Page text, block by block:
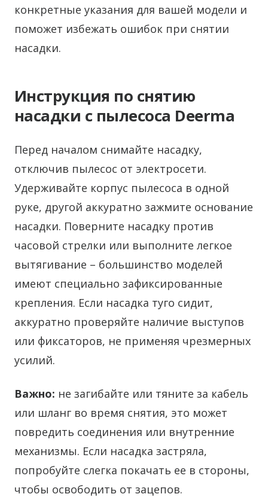
конкретные указания для вашей модели и
поможет избежать ошибок при снятии
насадки.
Инструкция по снятию
насадки с пылесоса Deerma
Перед началом снимайте насадку,
отключив пылесос от электросети.
Удерживайте корпус пылесоса в одной
руке, другой аккуратно зажмите основание
насадки. Поверните насадку против
часовой стрелки или выполните легкое
вытягивание – большинство моделей
имеют специально зафиксированные
крепления. Если насадка туго сидит,
аккуратно проверяйте наличие выступов
или фиксаторов, не применяя чрезмерных
усилий.
Важно: не загибайте или тяните за кабель
или шланг во время снятия, это может
повредить соединения или внутренние
механизмы. Если насадка застряла,
попробуйте слегка покачать ее в стороны,
чтобы освободить от зацепов.